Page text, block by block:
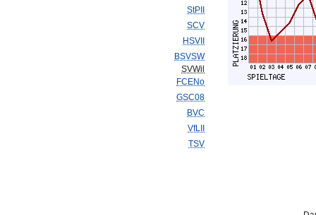
StPII
SCV
HSVII
BSVSW
SVWil
FCENo
GSC08
BVC
VfLII
TSV